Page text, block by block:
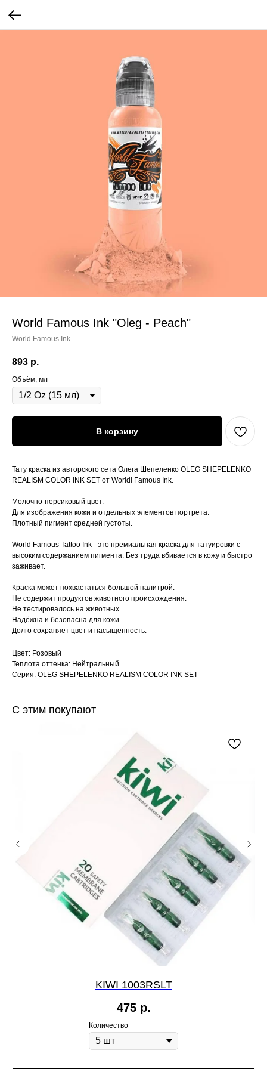
World Famous Ink "Oleg - Peach"
World Famous Ink
893 р.
Объём, мл
В корзину
Тату краска из авторского сета Олега Шепеленко OLEG SHEPELENKO
REALISM COLOR INK SET от Worldl Famous Ink.
Молочно-персиковый цвет.
Для изображения кожи и отдельных элементов портрета.
Плотный пигмент средней густоты.
World Famous Tattoo Ink - это премиальная краска для татуировки с
высоким содержанием пигмента. Без труда вбивается в кожу и быстро
заживает.
Краска может похвастаться большой палитрой.
Не содержит продуктов животного происхождения.
Не тестировалось на животных.
Надёжна и безопасна для кожи.
Долго сохраняет цвет и насыщенность.
Цвет: Розовый
Теплота оттенка: Нейтральный
Серия: OLEG SHEPELENKO REALISM COLOR INK SET
С этим покупают
KIWI 1003RSLT
475 р.
Количество